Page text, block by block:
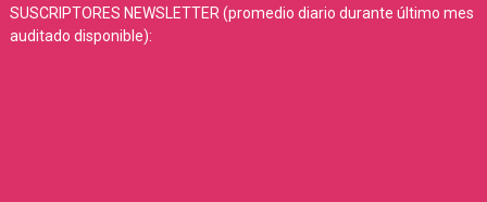
SUSCRIPTORES NEWSLETTER (promedio diario durante último mes
auditado disponible):